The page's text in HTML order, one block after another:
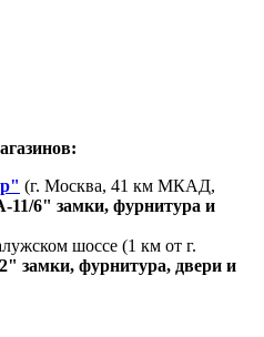
(г. Москва, 41 км МКАД,
11/6" замки, фурнитура и
шоссе (1 км от г.
замки, фурнитура, двери и